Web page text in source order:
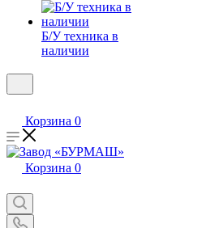
Б/У техника в
наличии
Корзина 0
Корзина 0